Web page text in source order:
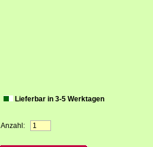
Lieferbar in 3-5 Werktagen
Anzahl: